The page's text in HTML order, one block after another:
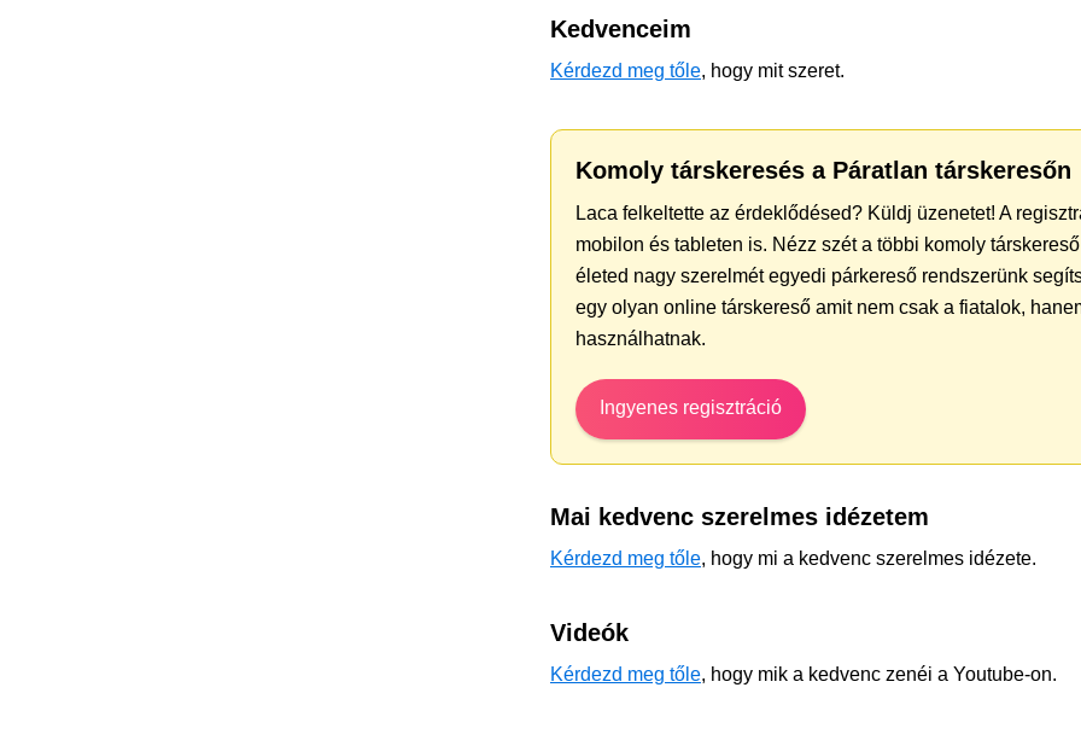
Kedvenceim
Kérdezd meg tőle, hogy mit szeret.
Komoly társkeresés a Páratlan társkeresőn
Laca felkeltette az érdeklődésed? Küldj üzenetet! A
mobilon és tableten is. Nézz szét a többi komoly
életed nagy szerelmét egyedi párkereső rendszerünk
egy olyan online társkereső amit nem csak a fiatalok,
használhatnak.
Ingyenes regisztráció
Mai kedvenc szerelmes idézetem
Kérdezd meg tőle, hogy mi a kedvenc szerelmes idézete.
Videók
Kérdezd meg tőle, hogy mik a kedvenc zenéi a Youtube-on.